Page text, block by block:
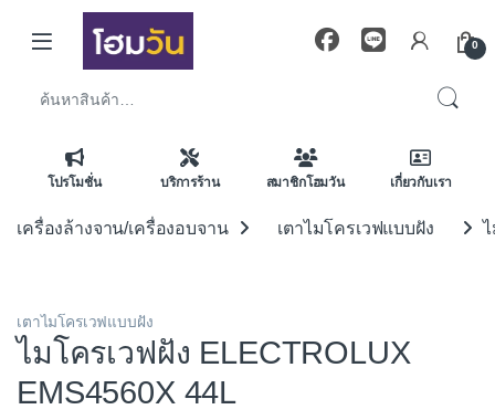
Skip to navigation
Skip to content
0
โปรโมชั่น บริการร้าน สมาชิกโฮมวัน เกี่ยวกับเรา
เครื่องล้างจาน/เครื่องอบจาน เตาไมโครเวฟแบบฝัง
เตาไมโครเวฟแบบฝัง
ไมโครเวฟฝัง ELECTROLUX
EMS4560X 44L